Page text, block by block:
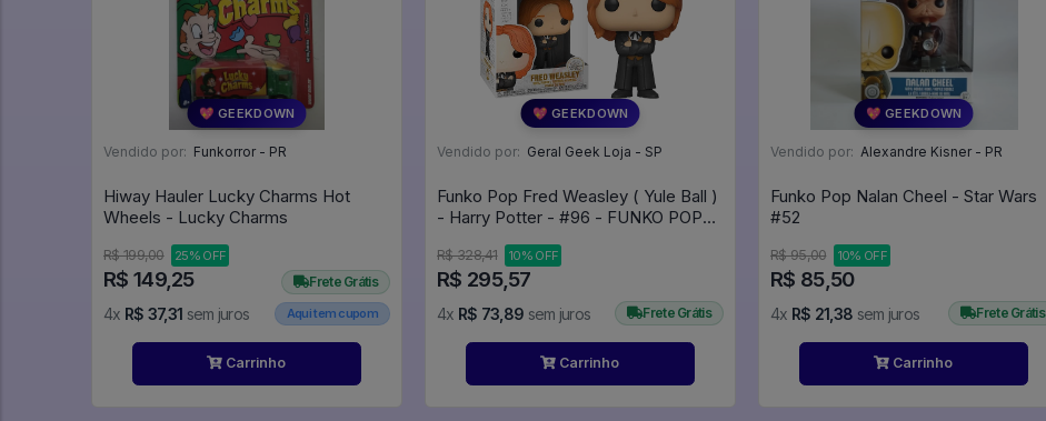
💖 GEEKDOWN
Vendido por: Funkorror - PR
Hiway Hauler Lucky Charms Hot
Wheels - Lucky Charms
R$ 199,00 25% OFF
R$ 149,25
4x R$ 37,31 sem juros
Frete Grátis
Aqui tem cupom
Carrinho
💖 GEEKDOWN
Vendido por: Geral Geek Loja - SP
Funko Pop Fred Weasley ( Yule Ball )
- Harry Potter - #96 - FUNKO POP
R$ 328,41 10% OFF
R$ 295,57
4x R$ 73,89 sem juros Frete Grátis
Carrinho
💖 GEEKDOWN
Vendido por: Alexandre Kisner - PR
Funko Pop Nalan Cheel - Star Wars
#52
R$ 95,00 10% OFF
R$ 85,50
4x R$ 21,38 sem juros Frete Grátis
Carrinho